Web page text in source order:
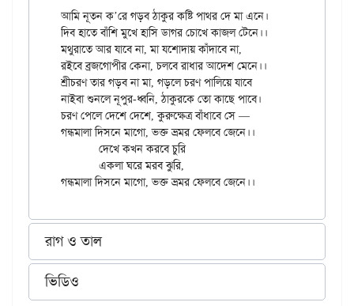
আমি নূতন ক’রে গড়ব ঠাকুর কষ্টি পাথর দে মা এনে।
দিব হাতে বাঁশি মুখে হাসি ডাগর চোখে কাজল টেনে।।
মথুরাতে আর যাবে না, মা যশোদায় কাঁদাবে না,
রইবে ব্রজগোপীর কেনা, চলবে রাধার আদেশ মেনে।।
শ্রীচরণ তার গড়ব না মা, গড়লে চরণ পালিয়ে যাবে
নাইবা শুনলে নূপুর-ধ্বনি, ঠাকুরকে তো কাছে পাবে।
চরণ পেলে দেশে দেশে, কুরুক্ষেত্র বাঁধাবে সে —
গন্ধমালা দিসনে মাগো, ভক্ত ভ্রমর ফেলবে জেনে।।
রাগ ও তাল
ভিডিও